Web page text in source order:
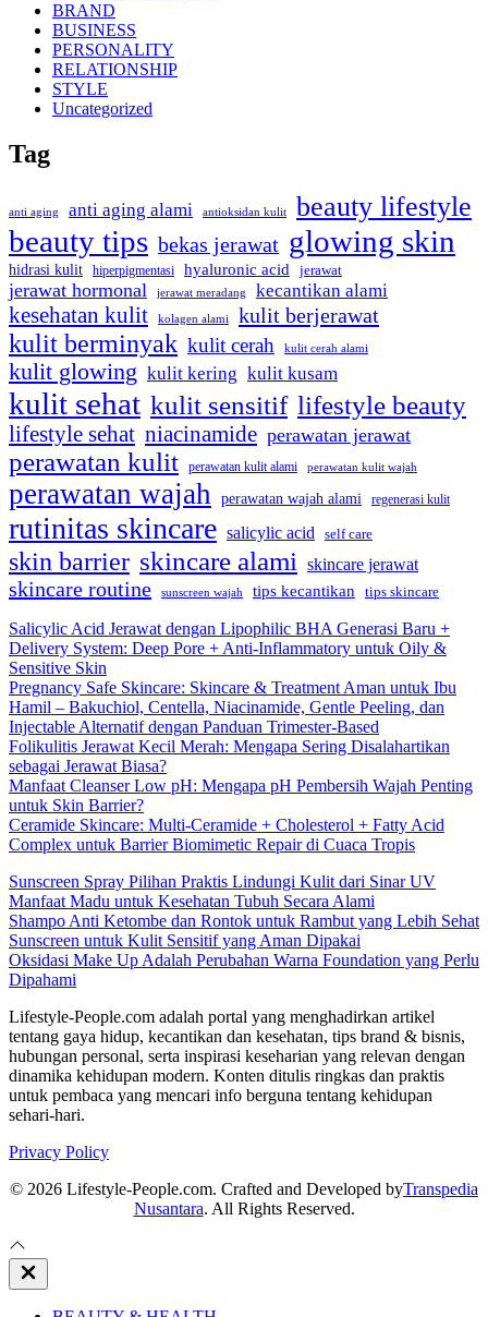
BRAND
BUSINESS
PERSONALITY
RELATIONSHIP
STYLE
Uncategorized
Tag
anti aging anti aging alami antioksidan kulit beauty lifestyle
beauty tips bekas jerawat glowing skin
hidrasi kulit hiperpigmentasi hyaluronic acid jerawat
jerawat hormonal jerawat meradang kecantikan alami
kesehatan kulit kolagen alami kulit berjerawat
kulit berminyak kulit cerah kulit cerah alami
kulit glowing kulit kering kulit kusam
kulit sehat kulit sensitif lifestyle beauty
lifestyle sehat niacinamide perawatan jerawat
perawatan kulit perawatan kulit alami perawatan kulit wajah
perawatan wajah perawatan wajah alami regenerasi kulit
rutinitas skincare salicylic acid self care
skin barrier skincare alami skincare jerawat
skincare routine sunscreen wajah tips kecantikan tips skincare
Salicylic Acid Jerawat dengan Lipophilic BHA Generasi Baru +
Delivery System: Deep Pore + Anti-Inflammatory untuk Oily &
Sensitive Skin
Pregnancy Safe Skincare: Skincare & Treatment Aman untuk Ibu
Hamil – Bakuchiol, Centella, Niacinamide, Gentle Peeling, dan
Injectable Alternatif dengan Panduan Trimester-Based
Folikulitis Jerawat Kecil Merah: Mengapa Sering Disalahartikan
sebagai Jerawat Biasa?
Manfaat Cleanser Low pH: Mengapa pH Pembersih Wajah Penting
untuk Skin Barrier?
Ceramide Skincare: Multi-Ceramide + Cholesterol + Fatty Acid
Complex untuk Barrier Biomimetic Repair di Cuaca Tropis
Sunscreen Spray Pilihan Praktis Lindungi Kulit dari Sinar UV
Manfaat Madu untuk Kesehatan Tubuh Secara Alami
Shampo Anti Ketombe dan Rontok untuk Rambut yang Lebih Sehat
Sunscreen untuk Kulit Sensitif yang Aman Dipakai
Oksidasi Make Up Adalah Perubahan Warna Foundation yang Perlu
Dipahami
Lifestyle-People.com adalah portal yang menghadirkan artikel
tentang gaya hidup, kecantikan dan kesehatan, tips brand & bisnis,
hubungan personal, serta inspirasi keseharian yang relevan dengan
dinamika kehidupan modern. Konten ditulis ringkas dan praktis
untuk pembaca yang mencari info berguna tentang kehidupan
sehari-hari.
Privacy Policy
© 2026 Lifestyle-People.com. Crafted and Developed byTranspedia
Nusantara. All Rights Reserved.
Close
Off